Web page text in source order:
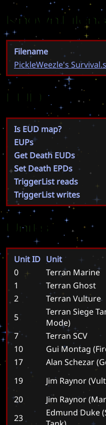
Known
Filename
PickleWeezle's
EUD
Is EUD map?
EUPs
Get Death EUDs
Set Death EPDs
TriggerList reads
TriggerList writes
Units
Unit ID Unit
0
Terran Marine
1
Terran Ghost
2
Terran Vulture
5
Terran Siege
Mode)
7
Terran SCV
10
Gui Montag
17
Alan Schezar
19
Jim Raynor
20
Jim Raynor
23
Edmund Duke